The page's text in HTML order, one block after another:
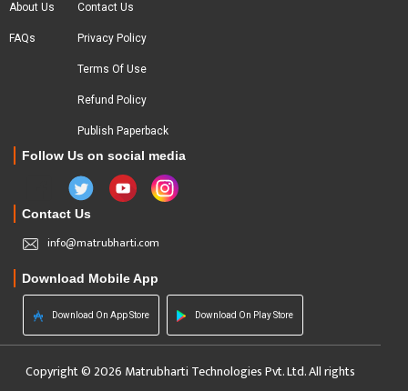
About Us
FAQs
Contact Us
Privacy Policy
Terms Of Use
Refund Policy
Publish Paperback
Follow Us on social media
Contact Us
info@matrubharti.com
Download Mobile App
Download On App Store Download On Play Store
Copyright © 2026 Matrubharti Technologies Pvt. Ltd. All rights